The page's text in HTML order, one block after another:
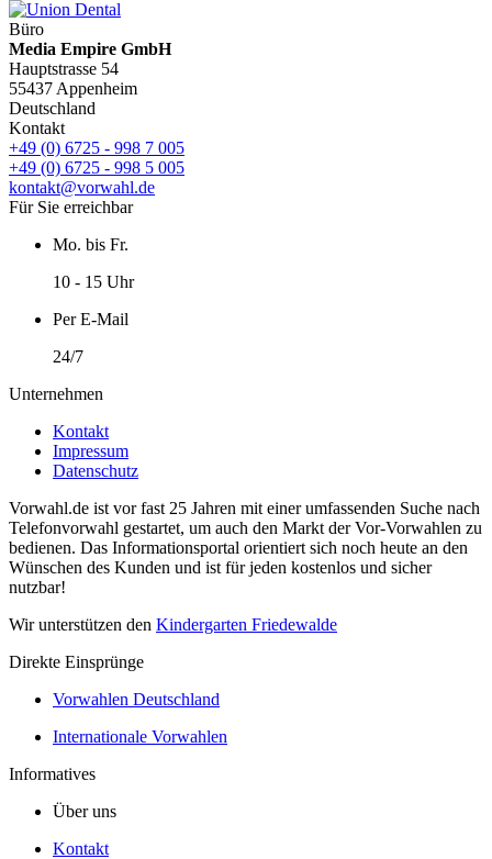
Büro
Media Empire GmbH
Hauptstrasse 54
55437 Appenheim
Deutschland
Kontakt
+49 (0) 6725 - 998 7 005
+49 (0) 6725 - 998 5 005
kontakt@vorwahl.de
Für Sie erreichbar
Mo. bis Fr.
10 - 15 Uhr
Per E-Mail
24/7
Unternehmen
Kontakt
Impressum
Datenschutz
Vorwahl.de ist vor fast 25 Jahren mit einer umfassenden Suche nach
Telefonvorwahl gestartet, um auch den Markt der Vor-Vorwahlen zu
bedienen. Das Informationsportal orientiert sich noch heute an den
Wünschen des Kunden und ist für jeden kostenlos und sicher
nutzbar!
Wir unterstützen den Kindergarten Friedewalde
Direkte Einsprünge
Vorwahlen Deutschland
Internationale Vorwahlen
Informatives
Über uns
Kontakt